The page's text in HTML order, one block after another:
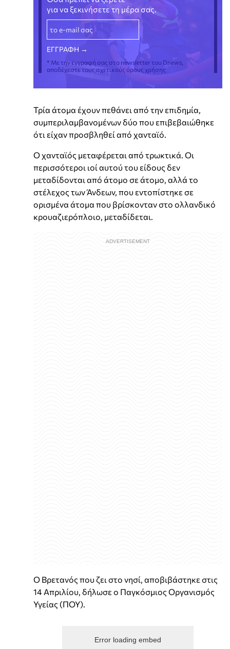
για να ξεκινήσετε τη μέρα σας.
* Με την εγγραφή σας στο newsletter του Dnews,
αποδέχεστε τους σχετικούς όρους χρήσης
Τρία άτομα έχουν πεθάνει από την επιδημία,
συμπεριλαμβανομένων δύο που επιβεβαιώθηκε
ότι είχαν προσβληθεί από χανταϊό.
Ο χανταϊός μεταφέρεται από τρωκτικά. Οι
περισσότεροι ιοί αυτού του είδους δεν
μεταδίδονται από άτομο σε άτομο, αλλά το
στέλεχος των Άνδεων, που εντοπίστηκε σε
ορισμένα άτομα που βρίσκονταν στο ολλανδικό
κρουαζιερόπλοιο, μεταδίδεται.
Ο Βρετανός που ζει στο νησί, αποβιβάστηκε στις
14 Απριλίου, δήλωσε ο Παγκόσμιος Οργανισμός
Υγείας (ΠΟΥ).
Error loading embed